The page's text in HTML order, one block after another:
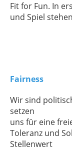
Fit for Fun. In
und Spiel
Fairness
Wir sind
setzen
uns für eine
Toleranz und
Stellenwert